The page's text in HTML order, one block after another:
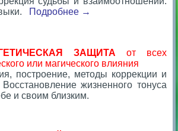
Подробнее →
ЗАЩИТА от всех
или магического влияния
построение, методы коррекции и
жизненного тонуса
и своим близким.